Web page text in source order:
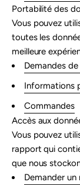
Portabilité des
Vous pouvez
toutes les
meilleure
Demandes
Informations
Commandes
Accès aux
Vous pouvez
rapport qui
que nous
Demander